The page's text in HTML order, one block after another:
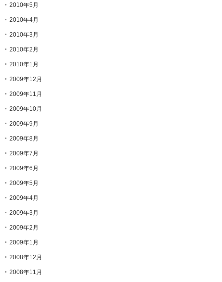
2010年5月
2010年4月
2010年3月
2010年2月
2010年1月
2009年12月
2009年11月
2009年10月
2009年9月
2009年8月
2009年7月
2009年6月
2009年5月
2009年4月
2009年3月
2009年2月
2009年1月
2008年12月
2008年11月